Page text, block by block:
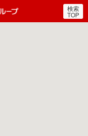
郵便局・日本郵政グルー
検索
TOP